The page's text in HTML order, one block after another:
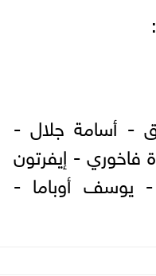
- أسامة جلال -
فاخوري - إيفرتون
يوسف أوباما -